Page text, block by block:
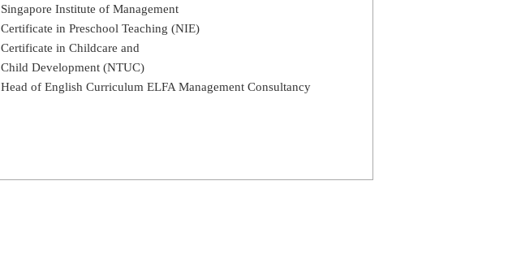
Singapore Institute of Management
Certificate in Preschool Teaching (NIE)
Certificate in Childcare and
Child Development (NTUC)
Head of English Curriculum ELFA Management Consultancy